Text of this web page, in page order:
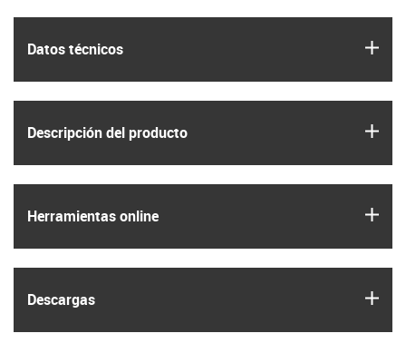
Datos técnicos
Descripción del producto
Herramientas online
Descargas